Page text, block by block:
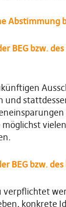
Abstimmung
BEG bzw.
und
möglichst
BEG bzw.
verpflichtet
konkrete